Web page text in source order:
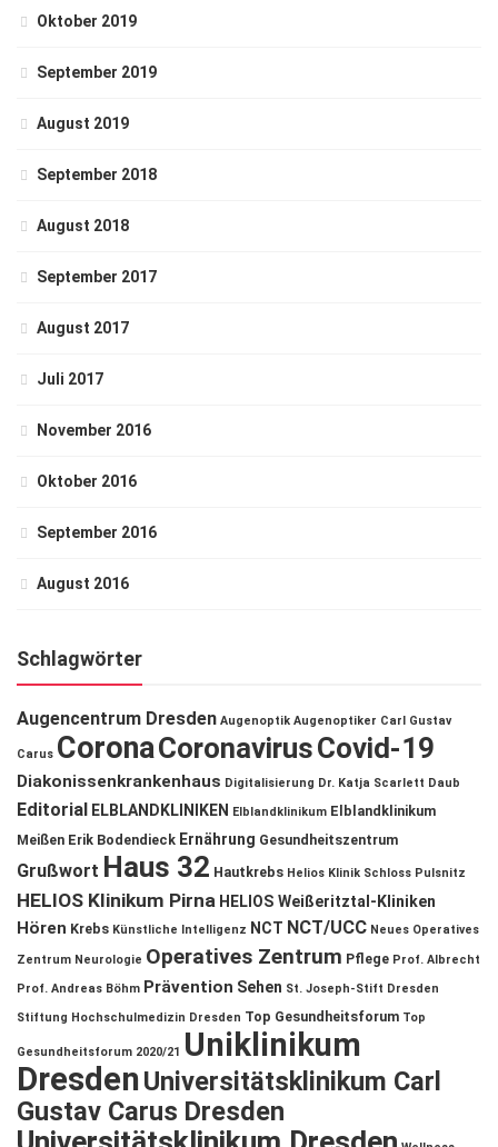
Oktober 2019
September 2019
August 2019
September 2018
August 2018
September 2017
August 2017
Juli 2017
November 2016
Oktober 2016
September 2016
August 2016
Schlagwörter
Augencentrum Dresden Augenoptik Augenoptiker Carl Gustav
Carus CoronaCoronavirusCovid-19
Diakonissenkrankenhaus Digitalisierung Dr. Katja Scarlett Daub
Editorial ELBLANDKLINIKEN Elblandklinikum Elblandklinikum
Meißen Erik Bodendieck Ernährung Gesundheitszentrum
Grußwort Haus 32 Hautkrebs Helios Klinik Schloss Pulsnitz
HELIOS Klinikum Pirna HELIOS Weißeritztal-Kliniken
Hören Krebs Künstliche Intelligenz NCT NCT/UCC Neues Operatives
Zentrum Neurologie Operatives Zentrum Pflege Prof. Albrecht
Prof. Andreas Böhm Prävention Sehen St. Joseph-Stift Dresden
Stiftung Hochschulmedizin Dresden Top Gesundheitsforum Top
Gesundheitsforum 2020/21 Uniklinikum
DresdenUniversitätsklinikum Carl
Gustav Carus Dresden